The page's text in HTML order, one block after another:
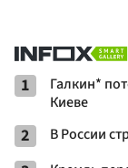
1
Галкин*
Киеве
2 В России